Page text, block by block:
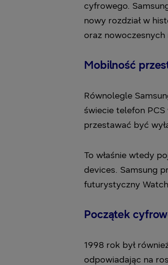
cyfrowego.
nowy rozdział w
oraz
Mobilność
Równolegle
świecie telefon
przestawać być
To właśnie wtedy
devices. Samsung
futurystyczny
Początek
1998 rok był
odpowiadając na